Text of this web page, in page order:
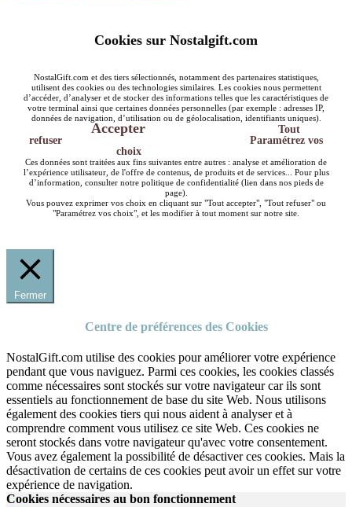
Cookies sur Nostalgift.com
NostalGift.com et des tiers sélectionnés, notamment des partenaires statistiques,
utilisent des cookies ou des technologies similaires. Les cookies nous permettent
d’accéder, d’analyser et de stocker des informations telles que les caractéristiques de
votre terminal ainsi que certaines données personnelles (par exemple : adresses IP,
données de navigation, d’utilisation ou de géolocalisation, identifiants uniques).
Accepter
Tout
refuser
Paramétrez vos
choix
Ces données sont traitées aux fins suivantes entre autres : analyse et amélioration de
l’expérience utilisateur, de l'offre de contenus, de produits et de services... Pour plus
d’information, consulter notre politique de confidentialité (lien dans nos pieds de
page).
Vous pouvez exprimer vos choix en cliquant sur "Tout accepter", "Tout refuser" ou
"Paramétrez vos choix", et les modifier à tout moment sur notre site.
Fermer
Centre de préférences des Cookies
NostalGift.com utilise des cookies pour améliorer votre expérience
pendant que vous naviguez. Parmi ces cookies, les cookies classés
comme nécessaires sont stockés sur votre navigateur car ils sont
essentiels au fonctionnement de base du site Web. Nous utilisons
également des cookies tiers qui nous aident à analyser et à
comprendre comment vous utilisez ce site Web. Ces cookies ne
seront stockés dans votre navigateur qu'avec votre consentement.
Vous avez également la possibilité de désactiver ces cookies. Mais la
désactivation de certains de ces cookies peut avoir un effet sur votre
expérience de navigation.
Cookies nécessaires au bon fonctionnement